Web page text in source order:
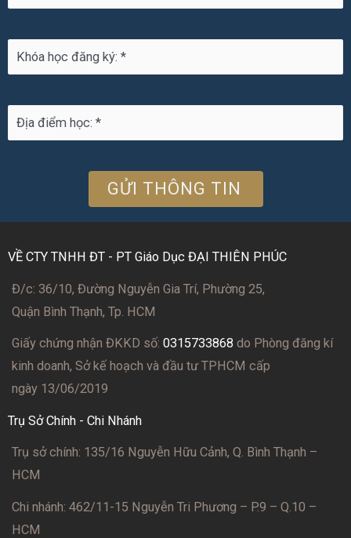
VỀ CTY TNHH ĐT - PT Giáo Dục ĐẠI THIÊN PHÚC
Đ/c: 36/10, Đường Nguyễn Gia Trí, Phường 25,
Quận Bình Thạnh, Tp. HCM
Giấy chứng nhận ĐKKD số: 0315733868 do Phòng đăng kí
kinh doanh, Sở kế hoạch và đầu tư TPHCM cấp
ngày 13/06/2019
Trụ Sở Chính - Chi Nhánh
Trụ sở chính: 135/16 Nguyễn Hữu Cảnh, Q. Bình Thạnh –
HCM
Chi nhánh: 462/11-15 Nguyễn Tri Phương – P.9 – Q.10 –
HCM